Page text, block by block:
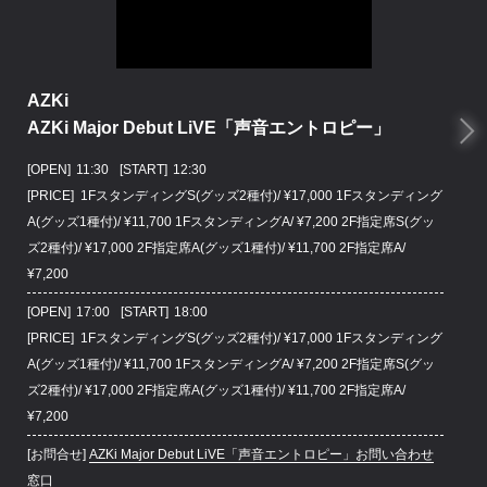
AZKi
AZKi Major Debut LiVE「声音エントロピー」
[OPEN] 11:30 [START] 12:30
[PRICE] 1FスタンディングS(グッズ2種付)/ ¥17,000 1Fスタンディング
A(グッズ1種付)/ ¥11,700 1FスタンディングA/ ¥7,200 2F指定席S(グッ
ズ2種付)/ ¥17,000 2F指定席A(グッズ1種付)/ ¥11,700 2F指定席A/
¥7,200
[OPEN] 17:00 [START] 18:00
[PRICE] 1FスタンディングS(グッズ2種付)/ ¥17,000 1Fスタンディング
A(グッズ1種付)/ ¥11,700 1FスタンディングA/ ¥7,200 2F指定席S(グッ
ズ2種付)/ ¥17,000 2F指定席A(グッズ1種付)/ ¥11,700 2F指定席A/
¥7,200
[お問合せ] AZKi Major Debut LiVE「声音エントロピー」お問い合わせ
窓口